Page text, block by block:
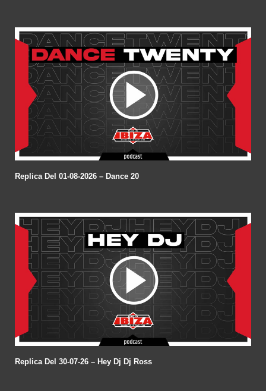
Replica Del 01-08-2026 – Dance 20
Replica Del 30-07-26 – Hey Dj Dj Ross